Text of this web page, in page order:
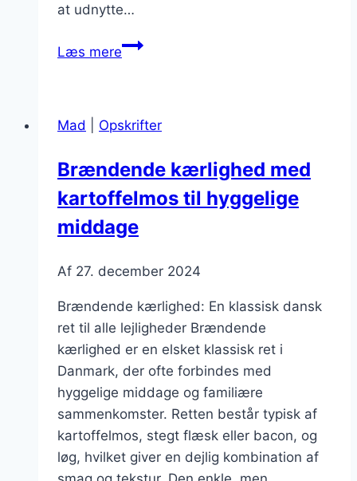
at udnytte…
Læs mereBrændende
For
gode
smag
Mad Opskrifter
Brændende kærlighed med
kartoffelmos til hyggelige
middage
Af 27. december 2024
Brændende kærlighed: En klassisk dansk
ret til alle lejligheder Brændende
kærlighed er en elsket klassisk ret i
Danmark, der ofte forbindes med
hyggelige middage og familiære
sammenkomster. Retten består typisk af
kartoffelmos, stegt flæsk eller bacon, og
løg, hvilket giver en dejlig kombination af